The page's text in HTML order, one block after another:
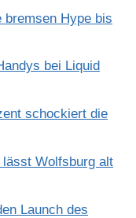
bremsen Hype bis
bei Liquid
schockiert die
Wolfsburg alt
Launch des